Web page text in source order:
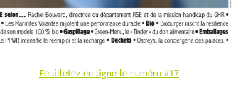
Feuilletez en ligne le numéro #17